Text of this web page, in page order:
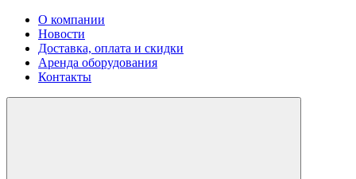
О компании
Новости
Доставка, оплата и скидки
Аренда оборудования
Контакты